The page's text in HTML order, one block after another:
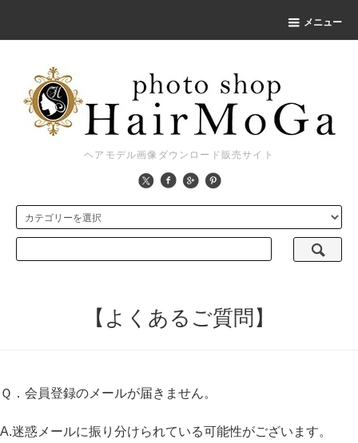
メニュー
ヘアモデル画像ダウンロード販売サイト
【よくあるご質問】
Ｑ．会員登録のメールが届きません。
A.迷惑メールに振り分けられている可能性がございます。